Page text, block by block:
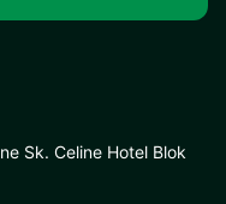
Sk. Celine Hotel Blok